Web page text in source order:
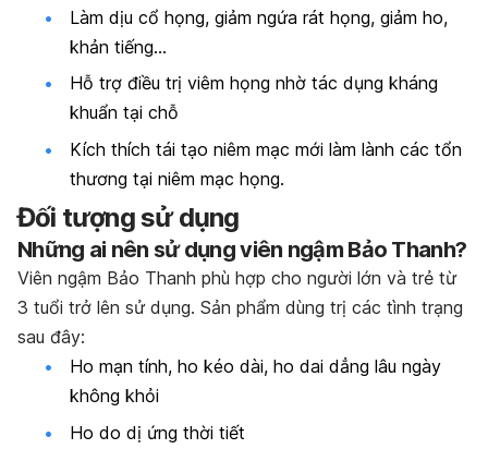
Làm dịu cổ họng, giảm ngứa rát họng, giảm ho,
khản tiếng…
Hỗ trợ điều trị viêm họng nhờ tác dụng kháng
khuẩn tại chỗ
Kích thích tái tạo niêm mạc mới làm lành các tổn
thương tại niêm mạc họng.
Đối tượng sử dụng
Những ai nên sử dụng viên ngậm Bảo Thanh?
Viên ngậm Bảo Thanh phù hợp cho người lớn và trẻ từ
3 tuổi trở lên sử dụng. Sản phẩm dùng trị các tình trạng
sau đây:
Ho mạn tính, ho kéo dài, ho dai dẳng lâu ngày
không khỏi
Ho do dị ứng thời tiết